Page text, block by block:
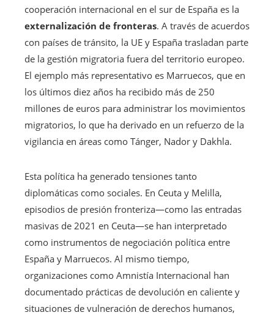
cooperación internacional en el sur de España es la
externalización de fronteras. A través de acuerdos
con países de tránsito, la UE y España trasladan parte
de la gestión migratoria fuera del territorio europeo.
El ejemplo más representativo es Marruecos, que en
los últimos diez años ha recibido más de 250
millones de euros para administrar los movimientos
migratorios, lo que ha derivado en un refuerzo de la
vigilancia en áreas como Tánger, Nador y Dakhla.
Esta política ha generado tensiones tanto
diplomáticas como sociales. En Ceuta y Melilla,
episodios de presión fronteriza—como las entradas
masivas de 2021 en Ceuta—se han interpretado
como instrumentos de negociación política entre
España y Marruecos. Al mismo tiempo,
organizaciones como Amnistía Internacional han
documentado prácticas de devolución en caliente y
situaciones de vulneración de derechos humanos,